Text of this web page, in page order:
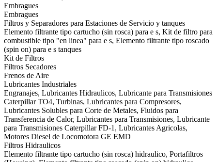
Embragues
Embragues
Filtros y Separadores para Estaciones de Servicio y tanques
Elemento filtrante tipo cartucho (sin rosca) para e s, Kit de filtro para
combustible tipo "en linea" para e s, Elemento filtrante tipo roscado
(spin on) para e s tanques
Kit de Filtros
Filtros Secadores
Frenos de Aire
Lubricantes Industriales
Engranajes, Lubricantes Hidraulicos, Lubricante para Transmisiones
Caterpillar TO4, Turbinas, Lubricantes para Compresores,
Lubricantes Solubles para Corte de Metales, Fluidos para
Transferencia de Calor, Lubricantes para Transmisiones, Lubricante
para Transmisiones Caterpillar FD-1, Lubricantes Agricolas,
Motores Diesel de Locomotora GE EMD
Filtros Hidraulicos
Elemento filtrante tipo cartucho (sin rosca) hidraulico, Portafiltros